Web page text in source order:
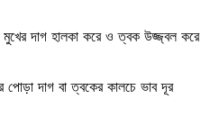
মুখের দাগ হালকা করে ও ত্বক উজ্জ্বল করে
পোড়া দাগ বা ত্বকের কালচে ভাব দূর